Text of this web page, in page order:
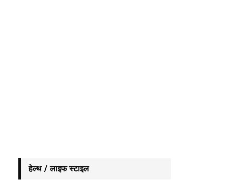
हेल्थ / लाइफ स्टाइल